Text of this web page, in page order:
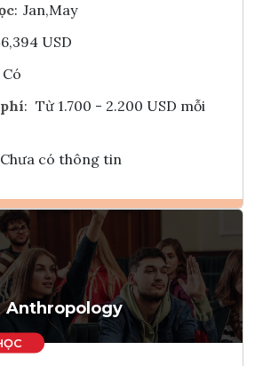
: Jan,May
USD
Có
: Từ 1.700 - 2.200 USD mỗi
Chưa có thông tin
Ghi danh
Tham vấn Interlink
Anthropology